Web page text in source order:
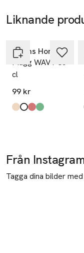
Liknande
Åhléns Home
Mugg WAVY 35
cl
99 kr
Produkten finns i
Beige,
White,
Red,
Green,
Från
Tagga dina bilder